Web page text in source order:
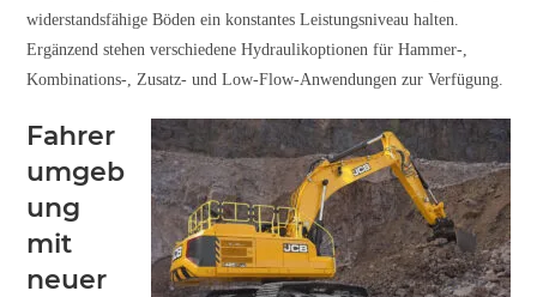
widerstandsfähige Böden ein konstantes Leistungsniveau halten.
Ergänzend stehen verschiedene Hydraulikoptionen für Hammer-,
Kombinations-, Zusatz- und Low-Flow-Anwendungen zur Verfügung.
Fahrer
umgeb
ung
mit
neuer